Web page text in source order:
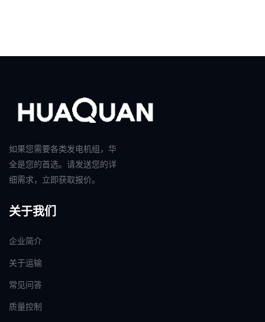
如果您需要各类发电机组，华
全是您的首选。请发送您的详
细需求，立即获取报价。
关于我们
企业简介
关于运输
常见问答
质量控制